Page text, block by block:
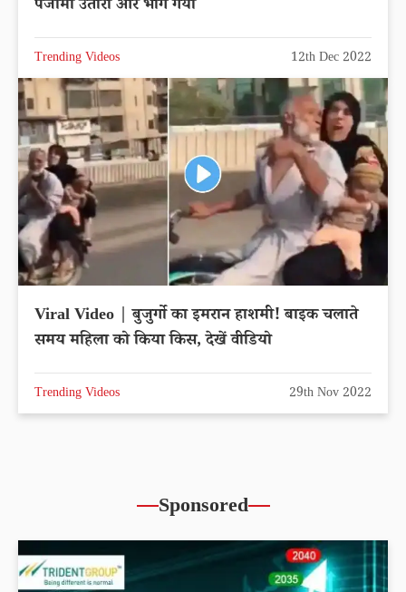
पजामा उतारा और भाग गया
Trending Videos 12th Dec 2022
Viral Video | बुजुर्गो का इमरान हाशमी! बाइक चलाते
समय महिला को किया किस, देखें वीडियो
Trending Videos 29th Nov 2022
Sponsored